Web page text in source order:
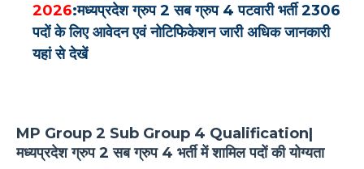
2026:मध्यप्रदेश ग्रुप 2 सब ग्रुप 4 पटवारी भर्ती 2306
पदों के लिए आवेदन एवं नोटिफिकेशन जारी अधिक जानकारी
यहां से देखें
MP Group 2 Sub Group 4 Qualification|
मध्यप्रदेश ग्रुप 2 सब ग्रुप 4 भर्ती में शामिल पदों की योग्यता